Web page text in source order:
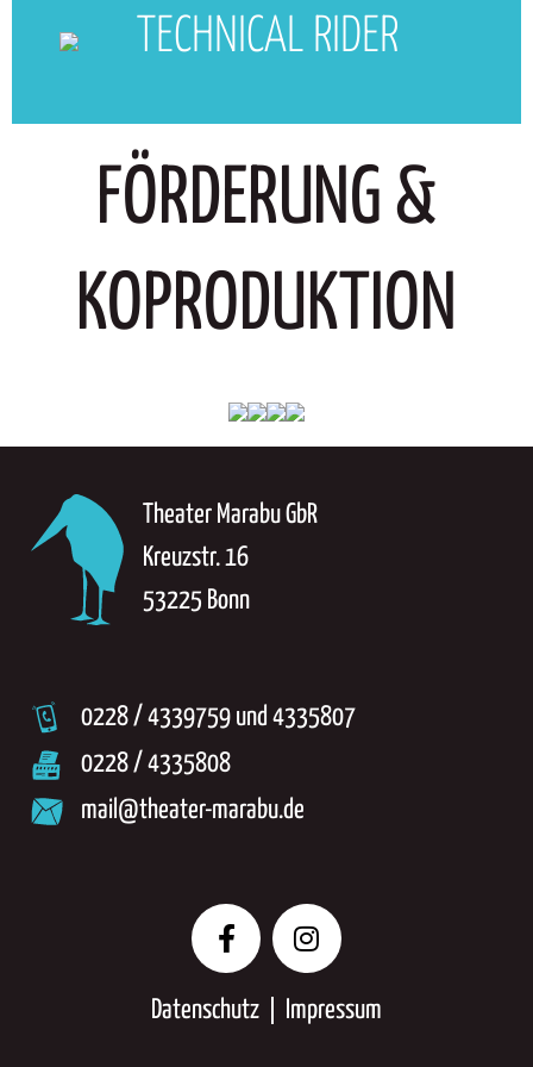
TECHNICAL RIDER
FÖRDERUNG &
KOPRODUKTION
Theater Marabu GbR
Kreuzstr. 16
53225 Bonn
0228 / 433­9759 und 433­5807
0228 / 4335808
mail@theater­-marabu.de
Datenschutz Impressum